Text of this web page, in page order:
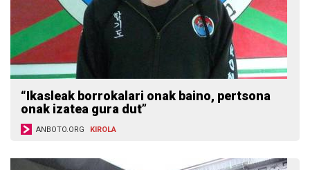
“Ikasleak borrokalari onak baino, pertsona
onak izatea gura dut”
ANBOTO.ORG KIROLA